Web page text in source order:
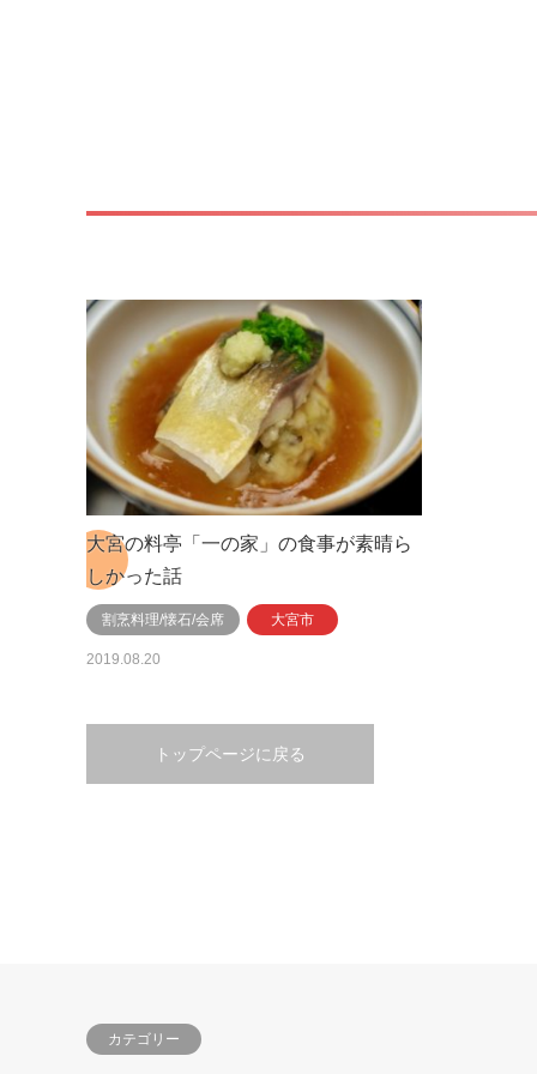
大宮の料亭「一の家」の食事が素晴ら
しかった話
割烹料理/懐石/会席 大宮市
2019.08.20
トップページに戻る
カテゴリー